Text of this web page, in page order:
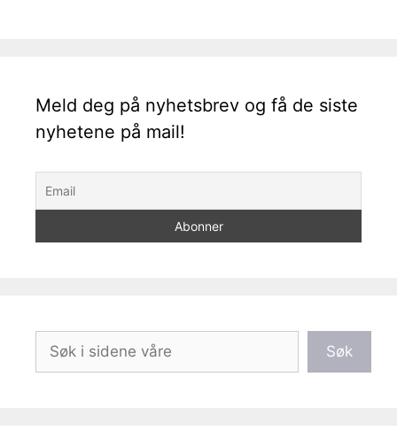
Meld deg på nyhetsbrev og få de siste
nyhetene på mail!
Søk